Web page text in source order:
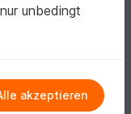
unbedingt
akzeptieren